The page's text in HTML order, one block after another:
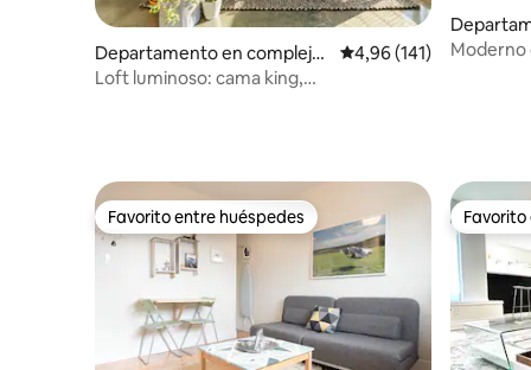
Departamento en complejo
residencial en Vancouver
Calificación promedio:
4,96 (141)
Loft luminoso: cama king,
Moderno
Favorito entre huéspedes
Favorito entre huéspedes